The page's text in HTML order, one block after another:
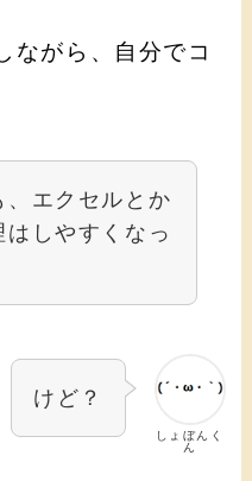
ながら、自分でコ
、エクセルとか
しやすくなっ
しょぼんく
ん
けど？